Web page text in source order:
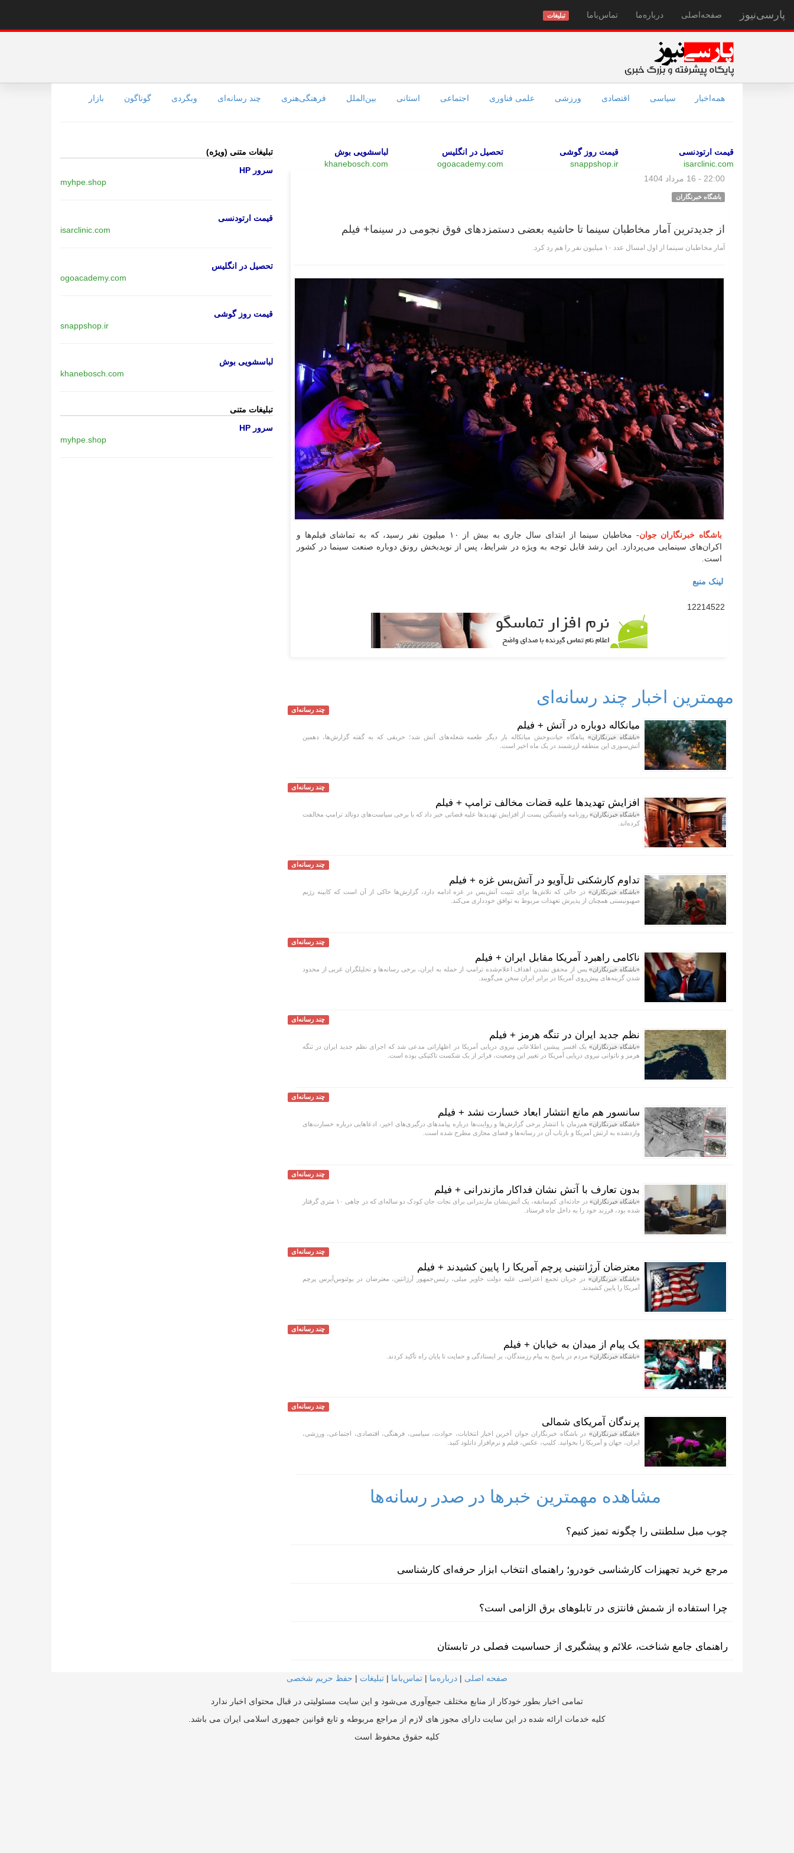
پارسی‌نیوز صفحه‌اصلی درباره‌ما تماس‌با‌ما تبلیغات
همه‌اخبار سیاسی اقتصادی ورزشی علمی فناوری اجتماعی استانی بین‌الملل فرهنگی‌هنری چند رسانه‌ای وبگردی گوناگون بازار
قیمت ارتودنسی
isarclinic.com
قیمت روز گوشی
snappshop.ir
تحصیل در انگلیس
ogoacademy.com
لباسشویی بوش
khanebosch.com
22:00 - 16 مرداد 1404
باشگاه خبرنگاران
از جدیدترین آمار مخاطبان سینما تا حاشیه بعضی دستمزدهای فوق نجومی در سینما+ فیلم
آمار مخاطبان سینما از اول امسال عدد ۱۰ میلیون نفر را هم رد کرد.
باشگاه خبرنگاران جوان
- مخاطبان سینما از ابتدای سال جاری به بیش از ۱۰ میلیون نفر رسید، که به تماشای فیلم‌ها و
اکران‌های سینمایی می‌پردازد. این رشد قابل توجه به ویژه در شرایط، پس از نویدبخش رونق دوباره صنعت سینما در کشور
است.
لینک منبع
12214522
مهمترین اخبار چند رسانه‌ای
چند رسانه‌ای
میانکاله دوباره در آتش + فیلم
«باشگاه خبرنگاران»پناهگاه حیات‌وحش میانکاله بار دیگر طعمه شعله‌های آتش شد؛ حریقی که به گفته گزارش‌ها، دهمین
آتش‌سوزی این منطقه ارزشمند در یک ماه اخیر است.
چند رسانه‌ای
افزایش تهدید‌ها علیه قضات مخالف ترامپ + فیلم
«باشگاه خبرنگاران» روزنامه واشینگتن پست از افزایش تهدید‌ها علیه قضاتی خبر داد که با برخی سیاست‌های دونالد ترامپ مخالفت
کرده‌اند.
چند رسانه‌ای
تداوم کارشکنی تل‌آویو در آتش‌بس غزه + فیلم
«باشگاه خبرنگاران»در حالی که تلاش‌ها برای تثبیت آتش‌بس در غزه ادامه دارد، گزارش‌ها حاکی از آن است که کابینه رژیم
صهیونیستی همچنان از پذیرش تعهدات مربوط به توافق خودداری می‌کند.
چند رسانه‌ای
ناکامی راهبرد آمریکا مقابل ایران + فیلم
«باشگاه خبرنگاران»پس از محقق نشدن اهداف اعلام‌شده ترامپ از حمله به ایران، برخی رسانه‌ها و تحلیلگران غربی از محدود
شدن گزینه‌های پیش‌روی آمریکا در برابر ایران سخن می‌گویند.
چند رسانه‌ای
نظم جدید ایران در تنگه هرمز + فیلم
«باشگاه خبرنگاران» یک افسر پیشین اطلاعاتی نیروی دریایی آمریکا در اظهاراتی مدعی شد که اجرای نظم جدید ایران در تنگه
هرمز و ناتوانی نیروی دریایی آمریکا در تغییر این وضعیت، فراتر از یک شکست تاکتیکی بوده است.
چند رسانه‌ای
سانسور هم مانع انتشار ابعاد خسارت نشد + فیلم
«باشگاه خبرنگاران»هم‌زمان با انتشار برخی گزارش‌ها و روایت‌ها درباره پیامد‌های درگیری‌های اخیر، ادعا‌هایی درباره خسارت‌های
واردشده به ارتش آمریکا و بازتاب آن در رسانه‌ها و فضای مجازی مطرح شده است.
چند رسانه‌ای
بدون تعارف با آتش نشان فداکار مازندرانی + فیلم
«باشگاه خبرنگاران»
در حادثه‌ای کم‌سابقه، یک آتش‌نشان مازندرانی برای نجات جان کودک دو ساله‌ای که در چاهی ۱۰ متری گرفتار
شده بود، فرزند خود را به داخل چاه فرستاد.
چند رسانه‌ای
معترضان آرژانتینی پرچم آمریکا را پایین کشیدند + فیلم
«باشگاه خبرنگاران»در جریان تجمع اعتراضی علیه دولت خاویر میلی، رئیس‌جمهور آرژانتین، معترضان در بوئنوس‌آیرس پرچم
آمریکا را پایین کشیدند.
چند رسانه‌ای
یک پیام از میدان به خیابان + فیلم
«باشگاه خبرنگاران» مردم در پاسخ به پیام رزمندگان، بر ایستادگی و حمایت تا پایان راه تأکید کردند.
چند رسانه‌ای
پرندگان آمریکای شمالی
«باشگاه خبرنگاران» در باشگاه خبرنگاران جوان آخرین اخبار انتخابات، حوادث، سیاسی، فرهنگی، اقتصادی، اجتماعی، ورزشی،
ایران، جهان و آمریکا را بخوانید. کلیپ، عکس، فیلم و نرم‌افزار دانلود کنید.
مشاهده مهمترین خبرها در صدر رسانه‌ها
چوب مبل سلطنتی را چگونه تمیز کنیم؟
مرجع خرید تجهیزات کارشناسی خودرو؛ راهنمای انتخاب ابزار حرفه‌ای کارشناسی
چرا استفاده از شمش فانتزی در تابلوهای برق الزامی است؟
راهنمای جامع شناخت، علائم و پیشگیری از حساسیت فصلی در تابستان
تبلیغات متنی (ویژه)
سرور HP
myhpe.shop
قیمت ارتودنسی
isarclinic.com
تحصیل در انگلیس
ogoacademy.com
قیمت روز گوشی
snappshop.ir
لباسشویی بوش
khanebosch.com
تبلیغات متنی
سرور HP
myhpe.shop
صفحه اصلی | درباره‌ما | تماس‌با‌ما | تبلیغات | حفظ حریم شخصی
تمامی اخبار بطور خودکار از منابع مختلف جمع‌آوری می‌شود و این سایت مسئولیتی در قبال محتوای اخبار ندارد
کلیه خدمات ارائه شده در این سایت دارای مجوز های لازم از مراجع مربوطه و تابع قوانین جمهوری اسلامی ایران می باشد.
کلیه حقوق محفوظ است